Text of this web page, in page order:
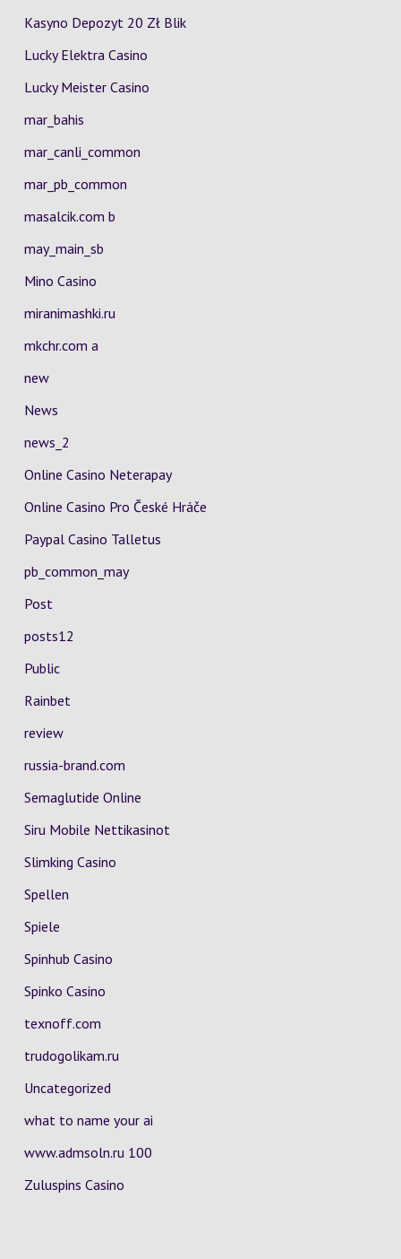
Kasyno Depozyt 20 Zł Blik
Lucky Elektra Casino
Lucky Meister Casino
mar_bahis
mar_canli_common
mar_pb_common
masalcik.com b
may_main_sb
Mino Casino
miranimashki.ru
mkchr.com a
new
News
news_2
Online Casino Neterapay
Online Casino Pro České Hráče
Paypal Casino Talletus
pb_common_may
Post
posts12
Public
Rainbet
review
russia-brand.com
Semaglutide Online
Siru Mobile Nettikasinot
Slimking Casino
Spellen
Spiele
Spinhub Casino
Spinko Casino
texnoff.com
trudogolikam.ru
Uncategorized
what to name your ai
www.admsoln.ru 100
Zuluspins Casino